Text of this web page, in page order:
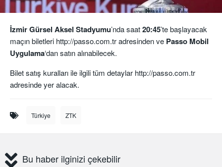
İzmir Gürsel Aksel Stadyumu’nda saat20:45’te başlayacak
maçın biletleri http://passo.com.tr adresinden ve Passo Mobil
Uygulama‘dan satın alınabilecek.
Bilet satış kuralları ile ilgili tüm detaylar http://passo.com.tr
adresinde yer alacak.
Türkiye ZTK
Bu haber ilginizi çekebilir